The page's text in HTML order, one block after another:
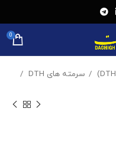
0
سرمته های DTH